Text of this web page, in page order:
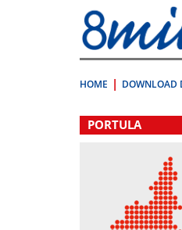
direttamente
a:
Contenuto
HOME DOWNLOAD
.
PORTULA